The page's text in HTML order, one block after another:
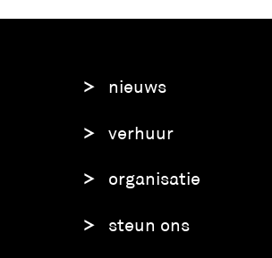
nieuws
verhuur
organisatie
steun ons